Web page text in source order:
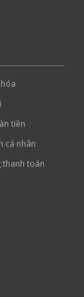
tiền
cá nhân
thanh toán